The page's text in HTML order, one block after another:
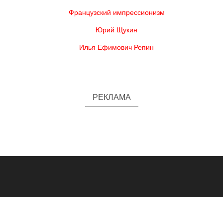
Французский импрессионизм
Юрий Щукин
Илья Ефимович Репин
РЕКЛАМА